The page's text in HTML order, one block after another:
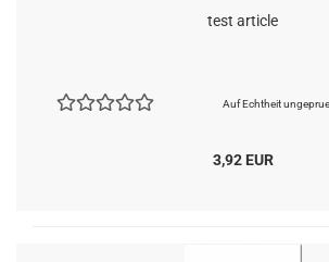
test article
Auf Echtheit
3,92 EUR